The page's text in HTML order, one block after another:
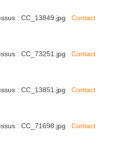
: CC_13849.jpg Contact
: CC_73251.jpg Contact
: CC_13851.jpg Contact
: CC_71698.jpg Contact